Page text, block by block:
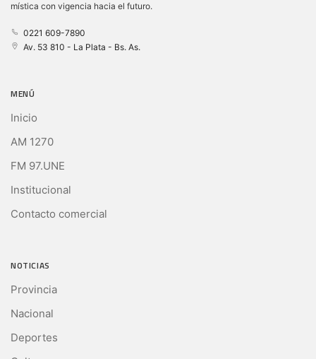
mística con vigencia hacia el futuro.
0221 609-7890
Av. 53 810 - La Plata - Bs. As.
MENÚ
Inicio
AM 1270
FM 97.UNE
Institucional
Contacto comercial
NOTICIAS
Provincia
Nacional
Deportes